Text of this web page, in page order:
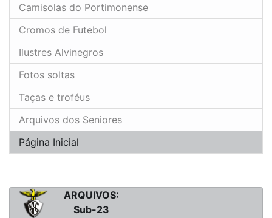
Camisolas do Portimonense
Cromos de Futebol
Ilustres Alvinegros
Fotos soltas
Taças e troféus
Arquivos dos Seniores
Página Inicial
ARQUIVOS:
Sub-23